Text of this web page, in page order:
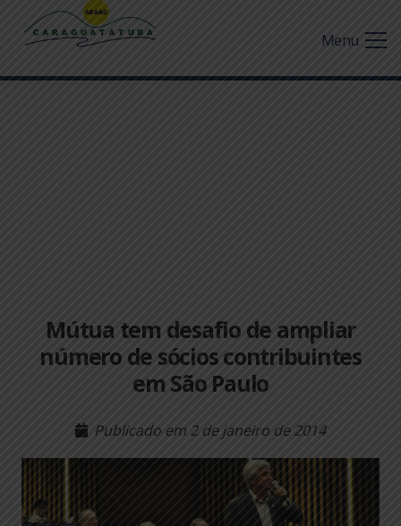
Menu
Mútua tem desafio de ampliar
número de sócios contribuintes
em São Paulo
Publicado em 2 de janeiro de 2014